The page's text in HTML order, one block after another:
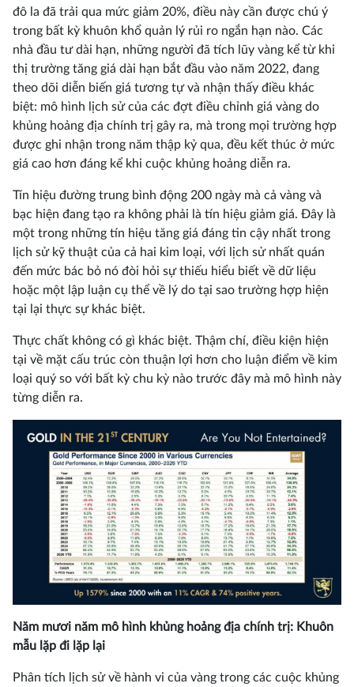
đô la đã trải qua mức giảm 20%, điều này cần được chú ý
trong bất kỳ khuôn khổ quản lý rủi ro ngắn hạn nào. Các
nhà đầu tư dài hạn, những người đã tích lũy vàng kể từ khi
thị trường tăng giá dài hạn bắt đầu vào năm 2022, đang
theo dõi diễn biến giá tương tự và nhận thấy điều khác
biệt: mô hình lịch sử của các đợt điều chỉnh giá vàng do
khủng hoảng địa chính trị gây ra, mà trong mọi trường hợp
được ghi nhận trong năm thập kỷ qua, đều kết thúc ở mức
giá cao hơn đáng kể khi cuộc khủng hoảng diễn ra.
Tín hiệu đường trung bình động 200 ngày mà cả vàng và
bạc hiện đang tạo ra không phải là tín hiệu giảm giá. Đây là
một trong những tín hiệu tăng giá đáng tin cậy nhất trong
lịch sử kỹ thuật của cả hai kim loại, với lịch sử nhất quán
đến mức bác bỏ nó đòi hỏi sự thiếu hiểu biết về dữ liệu
hoặc một lập luận cụ thể về lý do tại sao trường hợp hiện
tại lại thực sự khác biệt.
Thực chất không có gì khác biệt. Thậm chí, điều kiện hiện
tại về mặt cấu trúc còn thuận lợi hơn cho luận điểm về kim
loại quý so với bất kỳ chu kỳ nào trước đây mà mô hình này
từng diễn ra.
Năm mươi năm mô hình khủng hoảng địa chính trị: Khuôn
mẫu lặp đi lặp lại
Phân tích lịch sử về hành vi của vàng trong các cuộc khủng